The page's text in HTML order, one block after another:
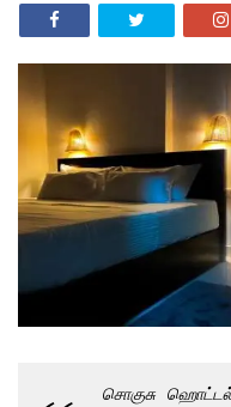
சொகுசு ஹொட்டல்